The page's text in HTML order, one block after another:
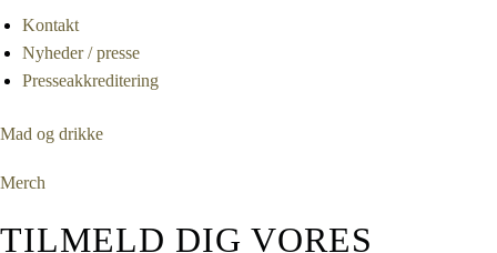
Kontakt
Nyheder / presse
Presseakkreditering
Mad og drikke
Merch
TILMELD DIG VORES